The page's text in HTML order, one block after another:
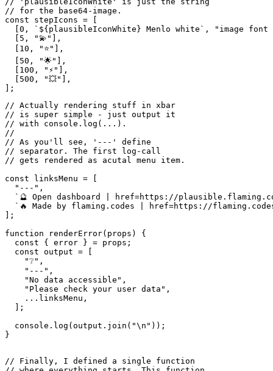
function renderError(props) {
  const { error } = props;
  const output = [
    "❔",
    "---",
    "No data accessible",
    "Please check your user data",
    ...linksMenu,
  ];
}
// Finally, I defined a single function
// where everything starts. This function
// just gets called to kick everyting off.
// Plain JS, it's that simple.
async function render() {
  const { data, error } = await fetcher()
    .then((data) => ({ data }))
    .catch((error) => ({ error }));
  if (error) return renderError({ error });
Kodering vir xbar is maklik
Die hele proses het my 'n paar uur geneem om te voltooi, meestal
het ek die API van xbar nagegaan, en ek het met verskillende
konfigurasies vir styling gekyk. Al met al is dit regtig nie veel moeite
het, moet u dit ook probeer!